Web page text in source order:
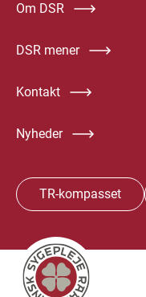
Om DSR
DSR mener
Kontakt
Nyheder
TR-kompasset